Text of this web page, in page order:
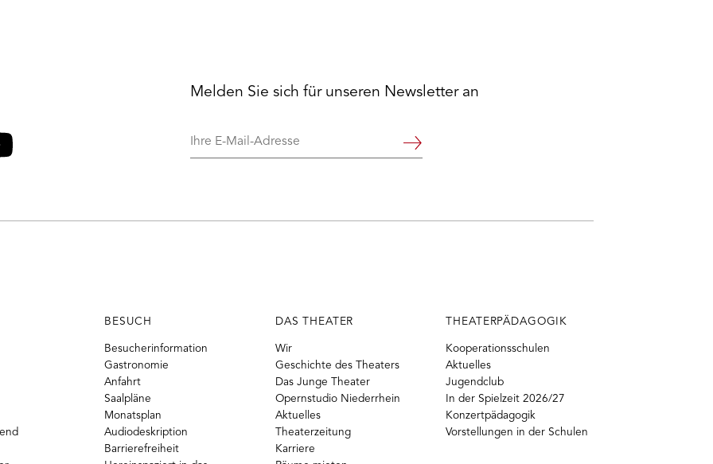
Melden Sie sich für unseren Newsletter an
Ihre
Weiter
BESUCH
Besucherinformation
Gastronomie
Anfahrt
Saalpläne
Monatsplan
Audiodeskription
Barrierefreiheit
DAS THEATER
Wir
Geschichte des Theaters
Das Junge Theater
Opernstudio Niederrhein
Aktuelles
Theaterzeitung
Karriere
THEATERPÄDAGOGIK
Kooperationsschulen
Aktuelles
Jugendclub
In der Spielzeit 2026/27
Konzertpädagogik
Vorstellungen in der Schulen